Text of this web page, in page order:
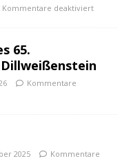
Kommentare deaktiviert
65.
Kommentare
2025
Kommentare